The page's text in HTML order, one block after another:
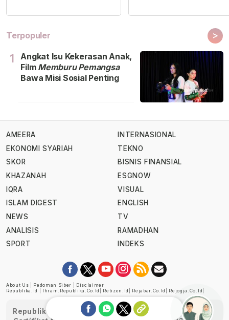
Terpopuler >
1
Angkat Isu Kekerasan Anak,
Film Memburu Pemangsa
Bawa Misi Sosial Penting
AMEERA
EKONOMI SYARIAH
SKOR
KHAZANAH
IQRA
ISLAM DIGEST
NEWS
ANALISIS
SPORT
INTERNASIONAL
TEKNO
BISNIS FINANSIAL
ESGNOW
VISUAL
ENGLISH
TV
RAMADHAN
INDEKS
About Us Pedoman Siber
Disclaimer
Republika.id
Ihram.republika.co.id Retizen.id Rejabar.co.id Rejogja.co.id
Republika telah diverifikasi oleh Dewan Pers